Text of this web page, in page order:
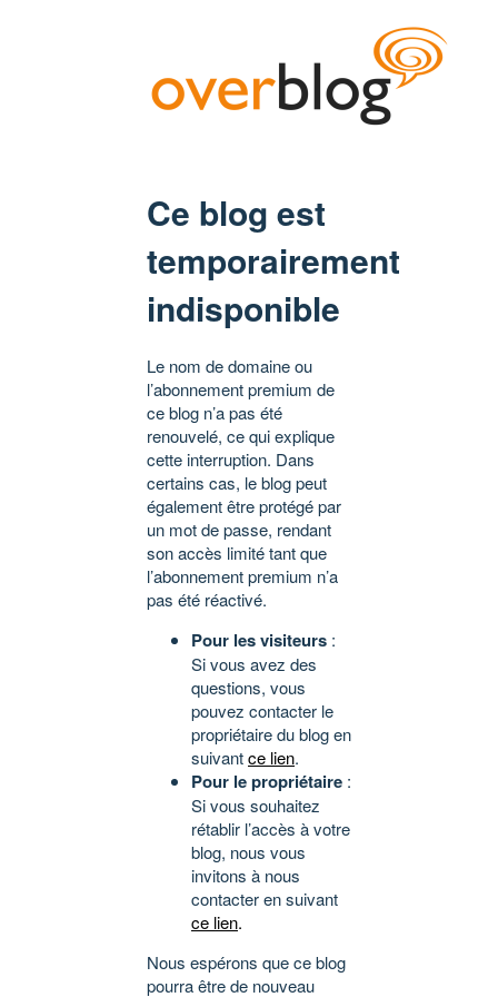
Ce blog est
temporairement
indisponible
Le nom de domaine ou
l’abonnement premium de
ce blog n’a pas été
renouvelé, ce qui explique
cette interruption. Dans
certains cas, le blog peut
également être protégé par
un mot de passe, rendant
son accès limité tant que
l’abonnement premium n’a
pas été réactivé.
Pour les visiteurs :
Si vous avez des
questions, vous
pouvez contacter le
propriétaire du blog en
suivantce lien.
Pour le propriétaire :
Si vous souhaitez
rétablir l’accès à votre
blog, nous vous
invitons à nous
contacter en suivant
ce lien.
Nous espérons que ce blog
pourra être de nouveau